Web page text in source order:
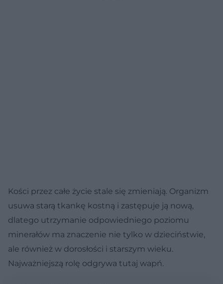
Kości przez całe życie stale się zmieniają. Organizm
usuwa starą tkankę kostną i zastępuje ją nową,
dlatego utrzymanie odpowiedniego poziomu
minerałów ma znaczenie nie tylko w dzieciństwie,
ale również w dorosłości i starszym wieku.
Najważniejszą rolę odgrywa tutaj wapń.